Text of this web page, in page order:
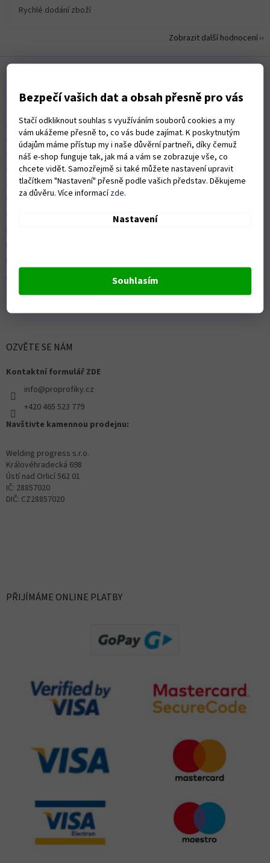
Bezpečí vašich dat a obsah přesně pro vás
Stačí odkliknout souhlas s využíváním souborů cookies a my
vám ukážeme přesně to, co vás bude zajímat. K poskytnutým
údajům máme přístup my i naše důvěrní partneři, díky čemuž
náš e-shop funguje tak, jak má a vám se zobrazuje vše, co
chcete vidět. Samozřejmě si také můžete nastavení upravit
tlačítkem "Nastavení" přesně podle vašich představ. Děkujeme
za důvěru. Více informacízde.
Nastavení
Souhlasím
Rychlé dodání zboží
Zobrazit další hodnocení
Informace pro vás
Kontakty
Obchodní podmínky
Ochrana osobních údajů
Možnosti dopravy
Platební možnosti
Vrácení zboží a reklamace
Autorizovaný servis Husqvarna
OZVĚTE SE NÁM
Kontaktní formulář ZDE
info@proprofiky.cz
+420 465 523 779
Navštivte kamennou prodejnu:
Welding progress s.r.o.
Královéhradecká 698
Ústí nad Orlicí 562 01
IČ: 28857020
DIČ: CZ28857020
PŘIJÍMÁME ONLINE PLATBY